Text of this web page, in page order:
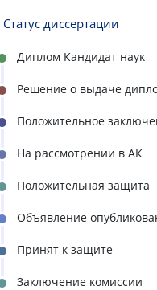
Статус диссертации
Диплом Кандидат наук
Решение о выдаче
Положительное
На рассмотрении в АК
Положительная защита
Объявление
Принят к защите
Заключение комиссии